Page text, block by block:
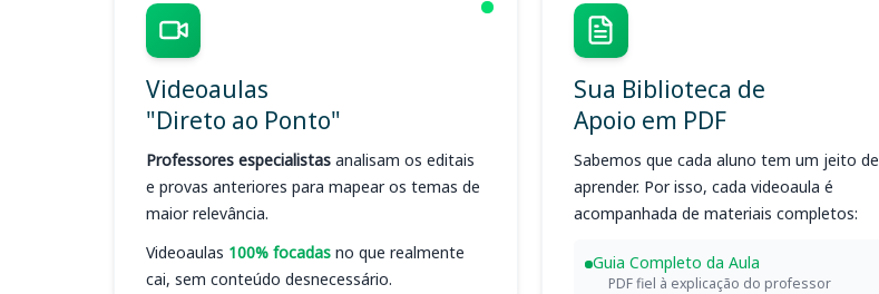
Videoaulas
"Direto ao Ponto"
Professores especialistas analisam os editais
e provas anteriores para mapear os temas de
maior relevância.
Videoaulas 100% focadas no que realmente
cai, sem conteúdo desnecessário.
Sua Biblioteca de
Apoio em PDF
Sabemos que cada aluno tem um jeito de
aprender. Por isso, cada videoaula é
acompanhada de materiais completos:
Guia Completo da Aula
PDF fiel à explicação do professor